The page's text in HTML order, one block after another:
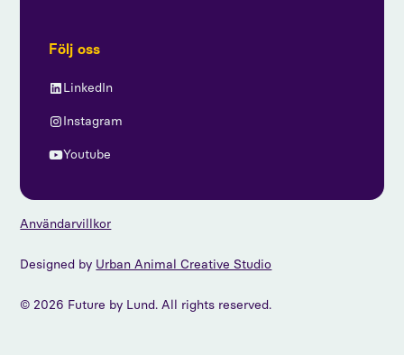
Följ oss
LinkedIn
Instagram
Youtube
© 2026 Future by Lund. All rights reserved.
Designed by Urban Animal Creative Studio
Användarvillkor